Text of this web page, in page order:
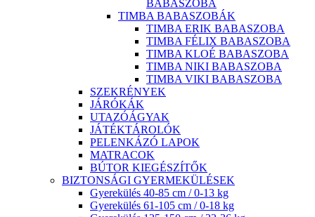
BABASZOBA
TIMBA BABASZOBÁK
TIMBA ERIK BABASZOBA
TIMBA FÉLIX BABASZOBA
TIMBA KLOÉ BABASZOBA
TIMBA NIKI BABASZOBA
TIMBA VIKI BABASZOBA
SZEKRÉNYEK
JÁRÓKÁK
UTAZÓÁGYAK
JÁTÉKTÁROLÓK
PELENKÁZÓ LAPOK
MATRACOK
BÚTOR KIEGÉSZÍTŐK
BIZTONSÁGI GYERMEKÜLÉSEK
Gyerekülés 40-85 cm / 0-13 kg
Gyerekülés 61-105 cm / 0-18 kg